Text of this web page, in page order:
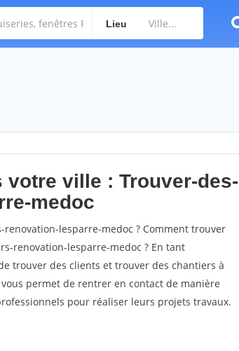
Lieu
ville : Trouver-des-
medoc
lesparre-medoc ? Comment trouver
renovation-lesparre-medoc ? En tant
trouver des clients et trouver des chantiers à
permet de rentrer en contact de manière
pour réaliser leurs projets travaux.